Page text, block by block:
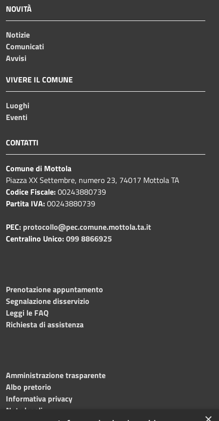
NOVITÀ
Notizie
Comunicati
Avvisi
VIVERE IL COMUNE
Luoghi
Eventi
CONTATTI
Comune di Mottola
Piazza XX Settembre, numero 23, 74017 Mottola TA
Codice Fiscale:00243880739
Partita IVA:00243880739
PEC: protocollo@pec.comune.mottola.ta.it
Centralino Unico:099 8866925
Prenotazione appuntamento
Segnalazione disservizio
Leggi le FAQ
Richiesta di assistenza
Amministrazione trasparente
Albo pretorio
Informativa privacy
Note legali